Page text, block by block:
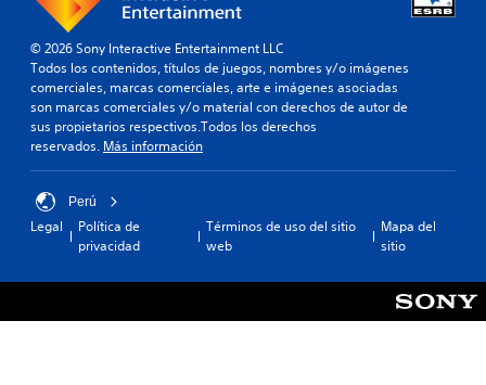
© 2026 Sony Interactive Entertainment LLC
Todos los contenidos, títulos de juegos, nombres y/o imágenes
comerciales, marcas comerciales, arte e imágenes asociadas
son marcas comerciales y/o material con derechos de autor de
sus propietarios respectivos.Todos los derechos
reservados. Más información
Perú
Legal
Política de
privacidad
Términos de uso del sitio
web
Mapa del
sitio